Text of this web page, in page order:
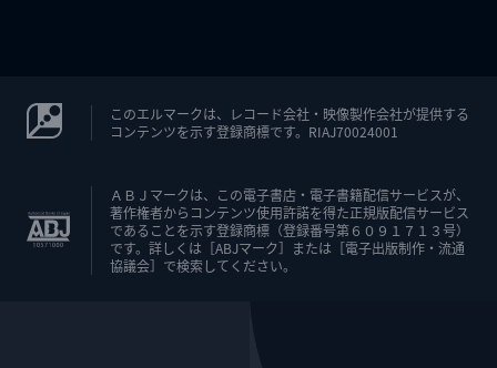
このエルマークは、レコード会社・映像製作会社が提供する
コンテンツを示す登録商標です。RIAJ70024001
ＡＢＪマークは、この電子書店・電子書籍配信サービスが、
著作権者からコンテンツ使用許諾を得た正規版配信サービス
であることを示す登録商標（登録番号第６０９１７１３号）
です。詳しくは［ABJマーク］または［電子出版制作・流通
協議会］で検索してください。